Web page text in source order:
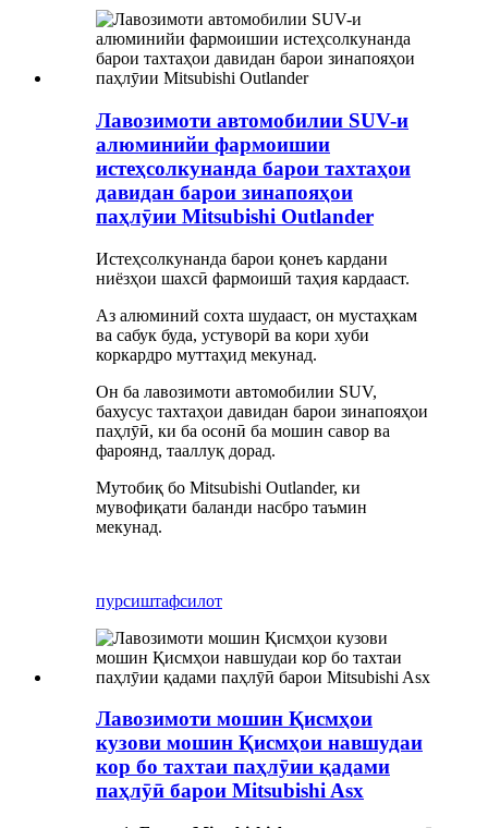
Лавозимоти автомобилии SUV-и
алюминийи фармоишии
истеҳсолкунанда барои тахтаҳои
давидан барои зинапояҳои
паҳлӯии Mitsubishi Outlander
Истеҳсолкунанда барои қонеъ кардани
ниёзҳои шахсӣ фармоишӣ таҳия кардааст.
Аз алюминий сохта шудааст, он мустаҳкам
ва сабук буда, устуворӣ ва кори хуби
коркардро муттаҳид мекунад.
Он ба лавозимоти автомобилии SUV,
бахусус тахтаҳои давидан барои зинапояҳои
паҳлӯӣ, ки ба осонӣ ба мошин савор ва
фароянд, тааллуқ дорад.
Мутобиқ бо Mitsubishi Outlander, ки
мувофиқати баланди насбро таъмин
мекунад.
пурсиштафсилот
Лавозимоти мошин Қисмҳои
кузови мошин Қисмҳои навшудаи
кор бо тахтаи паҳлӯии қадами
паҳлӯӣ барои Mitsubishi Asx